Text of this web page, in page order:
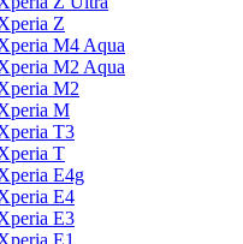
Z
M4 Aqua
M2 Aqua
M2
M
T3
T
E4g
E4
E3
E1